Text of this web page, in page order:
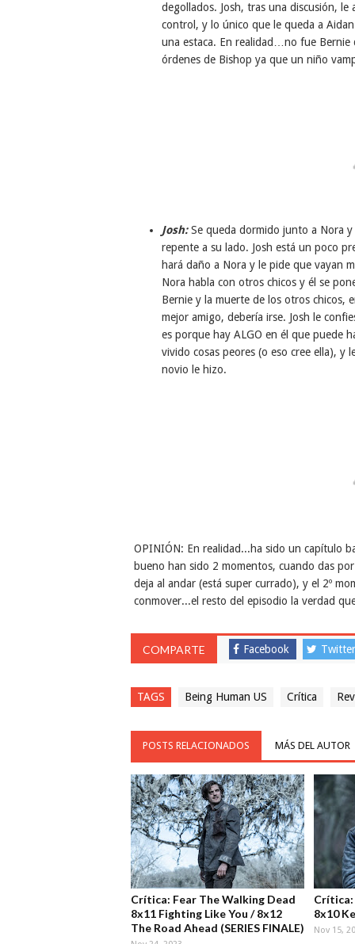
degollados. Josh, tras una discusión, le
control, y lo único que le queda a
una estaca. En realidad…no fue Bernie
órdenes de Bishop ya que un niño
Josh:Se queda dormido junto a Nora y
repente a su lado. Josh está un poco
hará daño a Nora y le pide que vayan
Nora habla con otros chicos y él se
Bernie y la muerte de los otros chicos,
mejor amigo, debería irse. Josh le
es porque hay ALGO en él que puede
vivido cosas peores (o eso cree ella), y
novio le hizo.
OPINIÓN: En realidad...ha sido un capítulo
bueno han sido 2 momentos, cuando das
deja al andar (está super currado), y el 2º
conmover...el resto del episodio la verdad
COMPARTE Facebook Twitter
TAGS Being Human US Crítica
POSTS RELACIONADOS MÁS DEL AUTOR
Crítica: Fear The Walking Dead
8x11 Fighting Like You / 8x12
The Road Ahead (SERIES FINALE)
Crítica:
8x10
Nov 15,